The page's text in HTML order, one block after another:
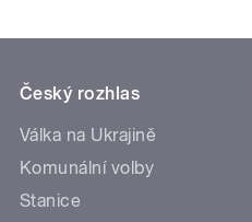
Český rozhlas
Válka na Ukrajině
Komunální volby
Stanice